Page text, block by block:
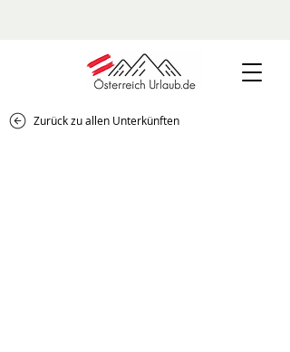
Zurück zu allen Unterkünften